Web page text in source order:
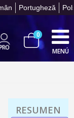
Portugheză
4 plazos sin
0
MENÚ